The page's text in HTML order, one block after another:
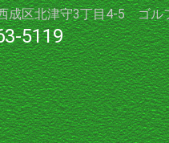
区北津守3丁目4-5 ゴル
5119